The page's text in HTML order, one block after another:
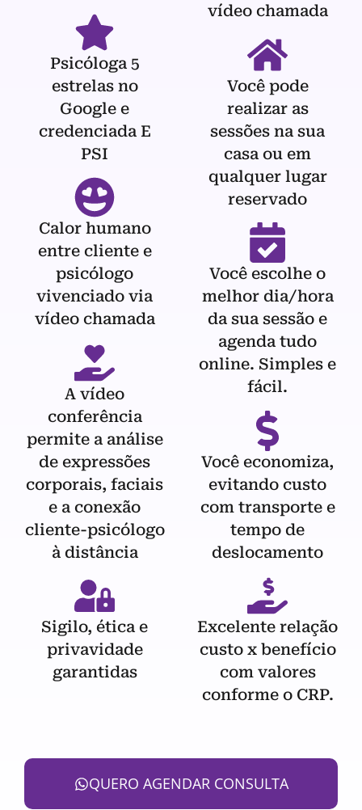
Psicóloga 5
estrelas no
Google e
credenciada E
PSI
Calor humano
entre cliente e
psicólogo
vivenciado via
vídeo chamada
A vídeo
conferência
permite a análise
de expressões
corporais, faciais
e a conexão
cliente-psicólogo
à distância
Sigilo, ética e
privavidade
garantidas
vídeo chamada
Você pode
realizar as
sessões na sua
casa ou em
qualquer lugar
reservado
Você escolhe o
melhor dia/hora
da sua sessão e
agenda tudo
online. Simples e
fácil.
Você economiza,
evitando custo
com transporte e
tempo de
deslocamento
Excelente relação
custo x benefício
com valores
conforme o CRP.
QUERO AGENDAR CONSULTA